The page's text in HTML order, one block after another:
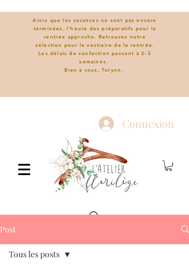
Alors que les vacances ne sont pas encore
terminées, l'heure des préparatifs pour la
rentrée approche. Retrouvez notre
sélection pour le vestiaire de la rentrée.
Les délais de confection passent à 2-3
semaines.
Bien à vous, Torynn.
Connexion
Post
Tous les posts